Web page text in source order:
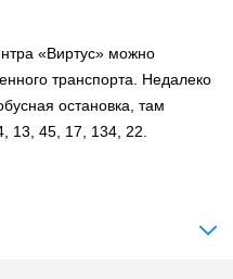
«Виртус» можно
транспорта. Недалеко
остановка, там
13, 45, 17, 134, 22.